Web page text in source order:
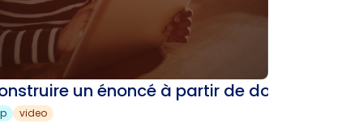
un énoncé à partir de données
video